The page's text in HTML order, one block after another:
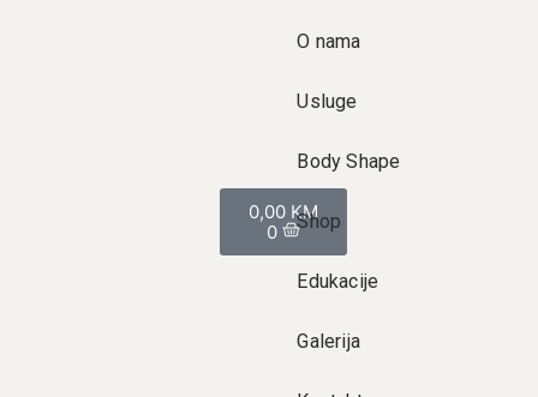
0,00 KM
0
O nama
Usluge
Body Shape
Shop
Edukacije
Galerija